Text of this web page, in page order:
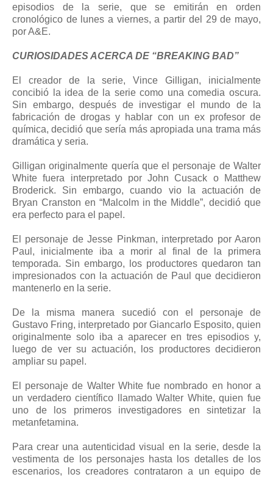
episodios de la serie, que se emitirán en orden
cronológico de lunes a viernes, a partir del 29 de mayo,
por A&E.
CURIOSIDADES ACERCA DE “BREAKING BAD”
El creador de la serie, Vince Gilligan, inicialmente
concibió la idea de la serie como una comedia oscura.
Sin embargo, después de investigar el mundo de la
fabricación de drogas y hablar con un ex profesor de
química, decidió que sería más apropiada una trama más
dramática y seria.
Gilligan originalmente quería que el personaje de Walter
White fuera interpretado por John Cusack o Matthew
Broderick. Sin embargo, cuando vio la actuación de
Bryan Cranston en “Malcolm in the Middle”, decidió que
era perfecto para el papel.
El personaje de Jesse Pinkman, interpretado por Aaron
Paul, inicialmente iba a morir al final de la primera
temporada. Sin embargo, los productores quedaron tan
impresionados con la actuación de Paul que decidieron
mantenerlo en la serie.
De la misma manera sucedió con el personaje de
Gustavo Fring, interpretado por Giancarlo Esposito, quien
originalmente solo iba a aparecer en tres episodios y,
luego de ver su actuación, los productores decidieron
ampliar su papel.
El personaje de Walter White fue nombrado en honor a
un verdadero científico llamado Walter White, quien fue
uno de los primeros investigadores en sintetizar la
metanfetamina.
Para crear una autenticidad visual en la serie, desde la
vestimenta de los personajes hasta los detalles de los
escenarios, los creadores contrataron a un equipo de